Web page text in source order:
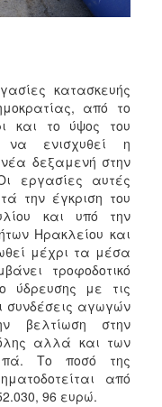
κατασκευής
από το
και το ύψος του
να ενισχυθεί η
δεξαμενή στην
εργασίες αυτές
την έγκριση του
και υπό την
Ηρακλείου και
μέχρι τα μέσα
τροφοδοτικό
ύδρευσης με τις
συνδέσεις αγωγών
βελτίωση στην
αλλά και των
Το ποσό της
από
96 ευρώ.